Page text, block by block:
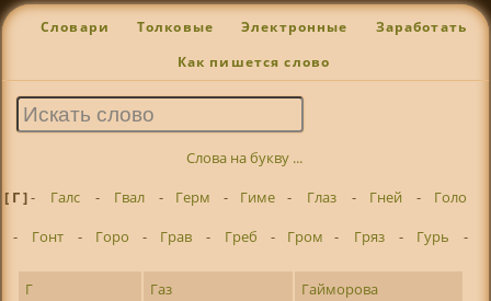
Словари Толковые Электронные Заработать
Как пишется слово
Слова на букву ...
[ Г ]- Галс - Гвал - Герм - Гиме - Глаз - Гней -
Голо
-
Гонт - Горо - Грав - Греб - Гром - Гряз - Гурь -
Г Газ
Гайморова